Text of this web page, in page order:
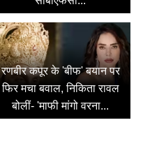
रणबीर कपूर के 'बीफ' बयान पर
फिर मचा बवाल, निकिता रावल
बोलीं- 'माफी मांगो वरना...